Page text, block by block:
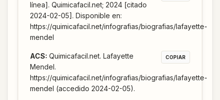
línea]. Quimicafacil.net; 2024 [citado
2024-02-05]. Disponible en:
https://quimicafacil.net/infografias/biografias/lafayette-
mendel
ACS: Quimicafacil.net. Lafayette
Mendel.
https://quimicafacil.net/infografias/biografias/lafayette-
mendel (accedido 2024-02-05).
COPIAR